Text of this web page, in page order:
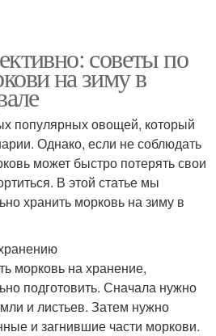
советы по
на зиму в
популярных овощей, который
Однако, если не соблюдать
может быстро потерять свои
В этой статье мы
хранить морковь на зиму в
морковь на хранение,
подготовить. Сначала нужно
и листьев. Затем нужно
и загнившие части моркови.